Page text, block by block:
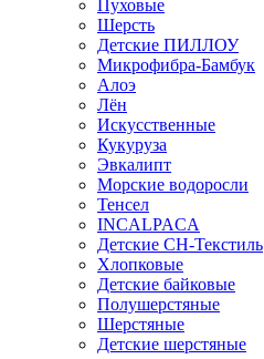
Пуховые
Шерсть
Детские ПИЛЛОУ
Микрофибра-Бамбук
Алоэ
Лён
Искусственные
Кукуруза
Эвкалипт
Морские водоросли
Тенсел
INCALPACA
Детские СН-Текстиль
Хлопковые
Детские байковые
Полушерстяные
Шерстяные
Детские шерстяные